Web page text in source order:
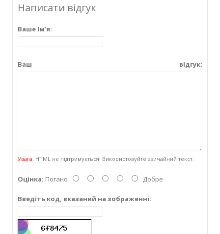
Написати відгук
Ваше Ім’я:
Ваш відгук:
Увага: HTML не підтримується! Використовуйте звичайний текст.
Оцінка: Погано Добре
Введіть код, вказаний на зображенні: